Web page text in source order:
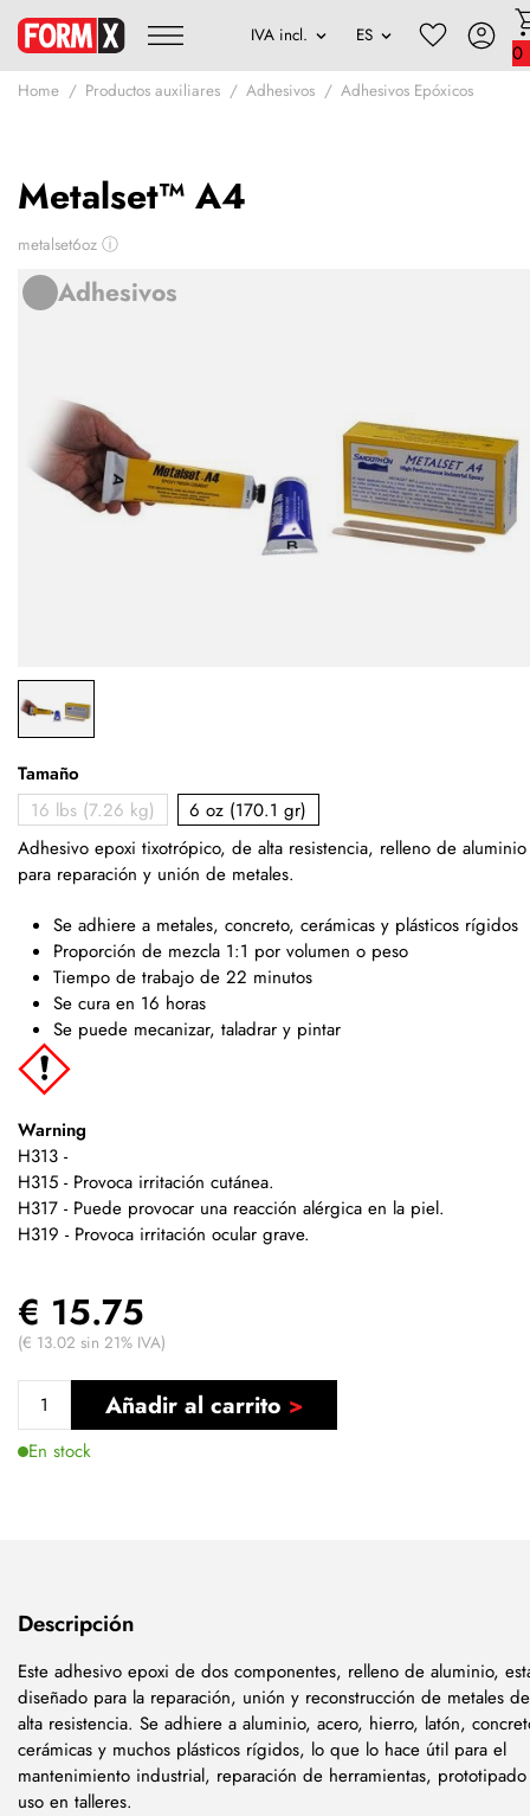
0
Home Productos auxiliares Adhesivos Adhesivos Epóxicos
Metalset™ A4
metalset6oz ⓘ
Adhesivos
Tamaño
16 lbs (7.26 kg)
6 oz (170.1 gr)
Adhesivo epoxi tixotrópico, de alta resistencia, relleno de aluminio
para reparación y unión de metales.
Se adhiere a metales, concreto, cerámicas y plásticos rígidos
Proporción de mezcla 1:1 por volumen o peso
Tiempo de trabajo de 22 minutos
Se cura en 16 horas
Se puede mecanizar, taladrar y pintar
Warning
H313 -
H315 - Provoca irritación cutánea.
H317 - Puede provocar una reacción alérgica en la piel.
H319 - Provoca irritación ocular grave.
€ 15.75
(€ 13.02 sin 21% IVA)
Añadir al carrito
En stock
Descripción
Este adhesivo epoxi de dos componentes, relleno de aluminio,
diseñado para la reparación, unión y reconstrucción de metales de
alta resistencia. Se adhiere a aluminio, acero, hierro, latón,
cerámicas y muchos plásticos rígidos, lo que lo hace útil para el
mantenimiento industrial, reparación de herramientas,
uso en talleres.